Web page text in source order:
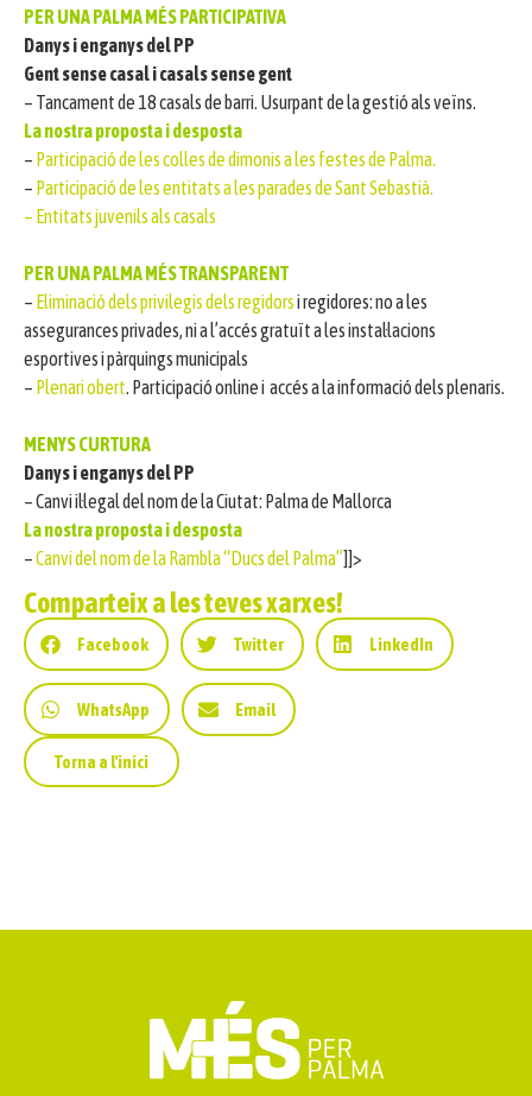
PER UNA PALMA MÉS PARTICIPATIVA
Danys i enganys del PP
Gentsense casal i casals sense gent
– Tancament de 18 casals de barri. Usurpant de la gestió als veïns.
La nostra proposta i desposta
– Participació de les colles de dimonis a les festes de Palma.
– Participació de les entitats a les parades de Sant Sebastià.
– Entitats juvenils als casals
PER UNA PALMA MÉS TRANSPARENT
– Eliminació dels privilegis dels regidorsi regidores: no a les
assegurances privades, ni a l’accés gratuït a les instal·lacions
esportives i pàrquings municipals
– Plenari obert. Participació online i accés a la informació dels plenaris.
MENYS CURTURA
Danys i enganys del PP
– Canvi il·legal del nom de la Ciutat: Palma de Mallorca
La nostra proposta i desposta
–Canvi del nom de la Rambla “Ducs del Palma”]]>
Comparteix a les teves xarxes!
Facebook Twitter LinkedIn
WhatsApp Email
Torna a l'inici